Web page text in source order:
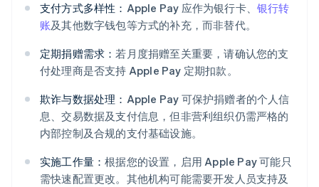
支付方式多样性： Apple Pay 应作为银行卡、银行转
账及其他数字钱包等方式的补充，而非替代。
定期捐赠需求：若月度捐赠至关重要，请确认您的支
付处理商是否支持 Apple Pay 定期扣款。
欺诈与数据处理： Apple Pay 可保护捐赠者的个人信
息、交易数据及支付信息，但非营利组织仍需严格的
内部控制及合规的支付基础设施。
实施工作量：根据您的设置，启用 Apple Pay 可能只
需快速配置更改。其他机构可能需要开发人员支持及